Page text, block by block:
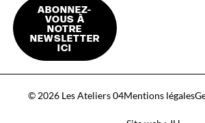
ABONNEZ-
VOUS À
NOTRE
NEWSLETTER
ICI
© 2026 Les Ateliers 04Mentions légales